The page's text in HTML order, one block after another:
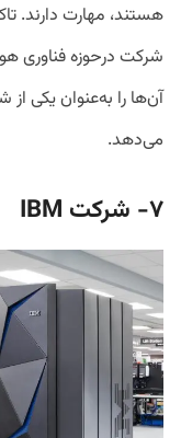
شرکت درحوزه فناوری
آن‌ها را به‌عنوان یکی
می‌دهد.
۷- شرکت IBM